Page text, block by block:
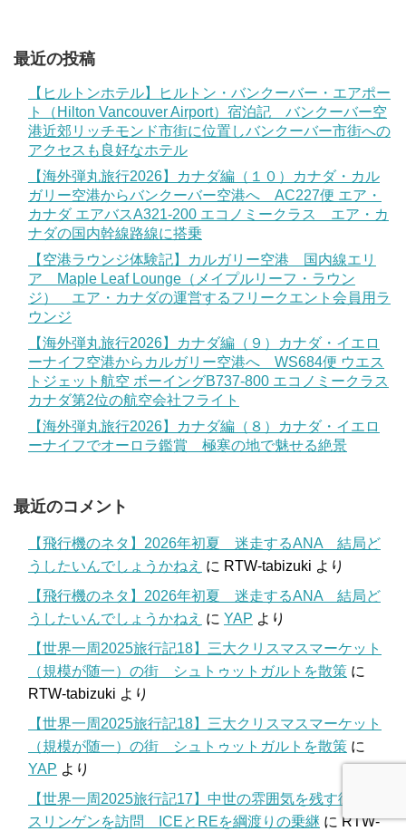
最近の投稿
【ヒルトンホテル】ヒルトン・バンクーバー・エアポー
ト（Hilton Vancouver Airport）宿泊記 バンクーバー空
港近郊リッチモンド市街に位置しバンクーバー市街への
アクセスも良好なホテル
【海外弾丸旅行2026】カナダ編（１０）カナダ・カル
ガリー空港からバンクーバー空港へ AC227便 エア・
カナダ エアバスA321-200 エコノミークラス エア・カ
ナダの国内幹線路線に搭乗
【空港ラウンジ体験記】カルガリー空港 国内線エリ
ア Maple Leaf Lounge（メイプルリーフ・ラウン
ジ） エア・カナダの運営するフリークエント会員用ラ
ウンジ
【海外弾丸旅行2026】カナダ編（９）カナダ・イエロ
ーナイフ空港からカルガリー空港へ WS684便 ウエス
トジェット航空 ボーイングB737-800 エコノミークラス
カナダ第2位の航空会社フライト
【海外弾丸旅行2026】カナダ編（８）カナダ・イエロ
ーナイフでオーロラ鑑賞 極寒の地で魅せる絶景
最近のコメント
【飛行機のネタ】2026年初夏 迷走するANA 結局ど
うしたいんでしょうかねえ に RTW-tabizuki より
【飛行機のネタ】2026年初夏 迷走するANA 結局ど
うしたいんでしょうかねえ に YAP より
【世界一周2025旅行記18】三大クリスマスマーケット
（規模が随一）の街 シュトゥットガルトを散策 に
RTW-tabizuki より
【世界一周2025旅行記18】三大クリスマスマーケット
（規模が随一）の街 シュトゥットガルトを散策 に
YAP より
【世界一周2025旅行記17】中世の雰囲気を残す街 エ
スリンゲンを訪問 ICEとREを綱渡りの乗継 にRTW-